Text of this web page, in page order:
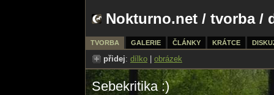
Nokturno.net / tvorba/
TVORBA GALERIE ČLÁNKY KRÁTCE
přidej: dílko obrázek
Sebekritika :)